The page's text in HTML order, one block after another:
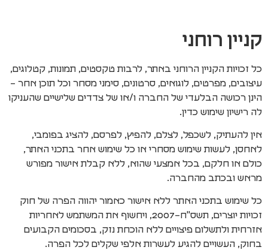
קניין רוחני
כל זכויות הקניין הרוחני באתר, לרבות טקסטים, תמונות, קטלוגים,
עיצובים, מפרטים, לוגואים, סרטונים, סימני מסחר וכל תוכן אחר –
הינן רכושה הבלעדי של החברה ו/או של צדדים שלישיים שהעניקו
לה רישיון שימוש כדין.
אין להעתיק, לשכפל, לצלם, להפיץ, לפרסם, להציג בפומבי,
לאחסן, לעשות שימוש מסחרי או כל שימוש אחר בתכני האתר,
כולם או חלקם, בכל אמצעי שהוא, ללא קבלת אישור מפורש
מראש ובכתב מהחברה.
כל שימוש בתכני האתר ללא אישור כאמור יהווה הפרה של חוק
זכויות יוצרים, תשס"ח–2007, ויחשוף את המשתמש לאחריות
אזרחית ולתשלום פיצויים ללא הוכחת נזק, בסכומים הקבועים
בחוק, העשויים להגיע לעשרות אלפי שקלים לכל הפרה.